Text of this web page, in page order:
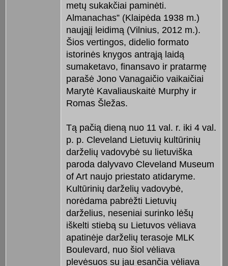
metų sukakčiai paminėti.
Almanachas” (Klaipėda 1938 m.)
naująjį leidimą (Vilnius, 2012 m.).
Šios vertingos, didelio formato
istorinės knygos antrąją laidą
sumaketavo, finansavo ir pratarmę
parašė Jono Vanagaičio vaikaičiai
Marytė Kavaliauskaitė Murphy ir
Romas Šležas.
Tą pačią dieną nuo 11 val. r. iki 4 val.
p. p. Cleveland Lietuvių kultūrinių
darželių vadovybė su lietuviška
paroda dalyvavo Cleveland Museum
of Art naujo priestato atidaryme.
Kultūrinių darželių vadovybė,
norėdama pabrėžti Lietuvių
darželius, neseniai surinko lėšų
iškelti stiebą su Lietuvos vėliava
apatinėje darželių terasoje MLK
Boulevard, nuo šiol vėliava
plevėsuos su jau esančia vėliava